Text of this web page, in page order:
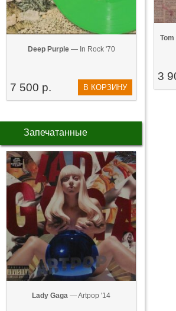
Deep Purple— In Rock '70
7 500 р. В КОРЗИНУ
Запечатанные
Lady Gaga — Artpop '14
Tom
3